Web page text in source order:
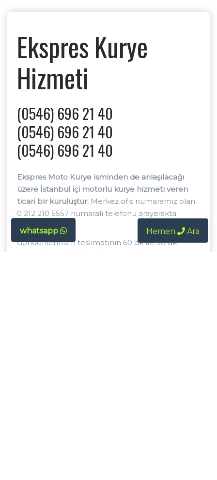
Ekspres Kurye
Hizmeti
(0546) 696 21 40
(0546) 696 21 40
(0546) 696 21 40
Ekspres Moto Kurye isminden de anlaşılacağı
üzere İstanbul içi motorlu kurye hizmeti veren
ticari bir kuruluştur. Merkez ofis numaramız olan
0 212 210 5557 numaralı telefonu arayarakta
ulaşabilirsiniz.
Gönderilerinizin teslimatının 60 dk ile 90 dk
arasında yapıldığı bir gönderi şeklidir.
whatsapp Hemen Ara
Hemen Ara